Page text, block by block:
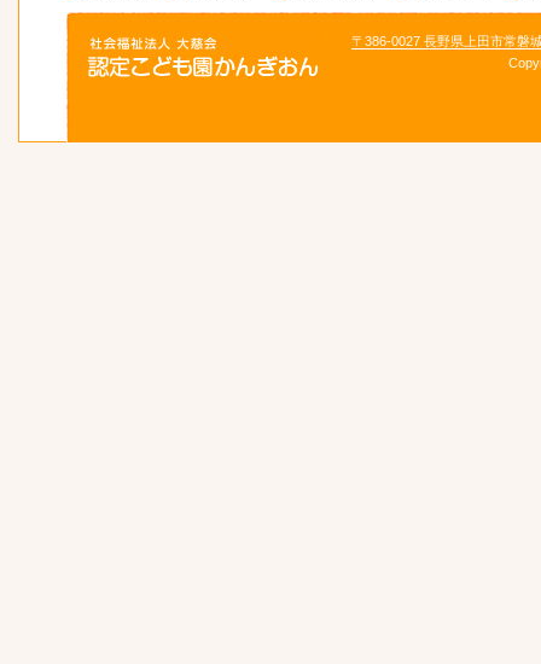
〒386-0027 長野県上田市常磐